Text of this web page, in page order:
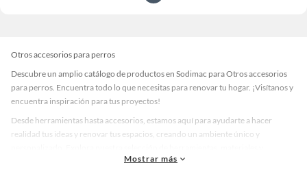
Otros accesorios para perros
Descubre un amplio catálogo de productos en Sodimac para Otros accesorios
para perros. Encuentra todo lo que necesitas para renovar tu hogar. ¡Visítanos y
encuentra inspiración para tus proyectos!
Desde herramientas hasta accesorios, estamos aquí para ayudarte a hacer
realidad tus ideas y renovar tus espacios, creando un ambiente único y
accesorios de calidad que te ayudarán a crear un espacio más tú.
Mostrar más